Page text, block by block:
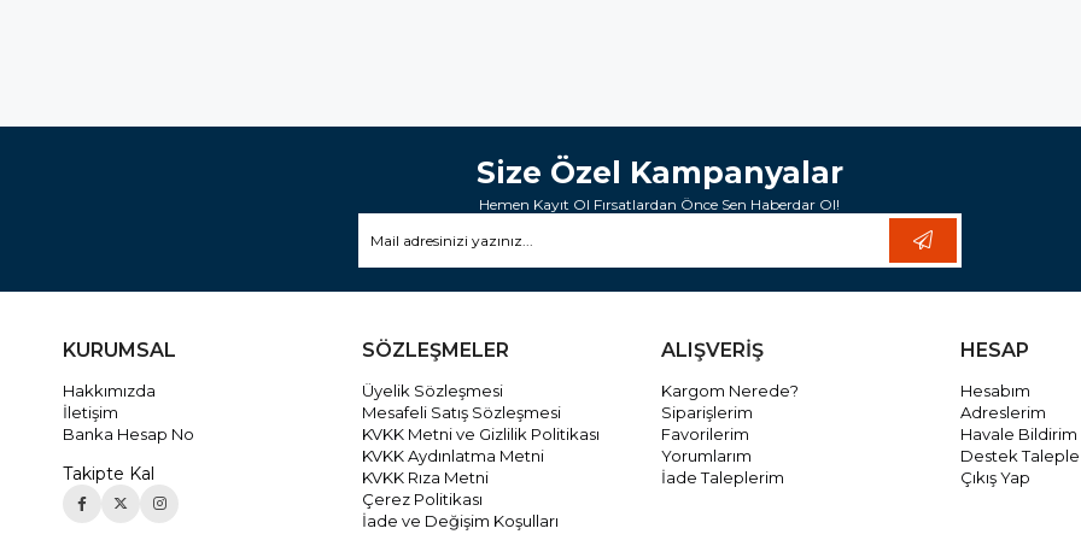
Size Özel Kampanyalar
Hemen Kayıt Ol Fırsatlardan Önce Sen Haberdar Ol!
KURUMSAL
Hakkımızda
İletişim
Banka Hesap No
Takipte Kal
SÖZLEŞMELER
Üyelik Sözleşmesi
Mesafeli Satış Sözleşmesi
KVKK Metni ve Gizlilik Politikası
KVKK Aydınlatma Metni
KVKK Rıza Metni
Çerez Politikası
İade ve Değişim Koşulları
ALIŞVERİŞ
Kargom Nerede?
Siparişlerim
Favorilerim
Yorumlarım
İade Taleplerim
HESAP
Hesabım
Adreslerim
Havale Bildirim
Destek
Çıkış Yap